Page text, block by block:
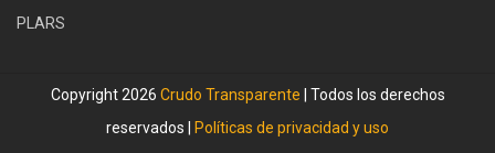
PLARS
Copyright 2026 Crudo Transparente | Todos los derechos
reservados |
Políticas de privacidad y uso